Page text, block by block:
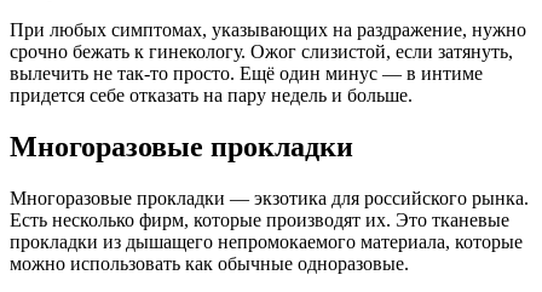
При любых симптомах, указывающих на раздражение, нужно
срочно бежать к гинекологу. Ожог слизистой, если затянуть,
вылечить не так-то просто. Ещё один минус — в интиме
придется себе отказать на пару недель и больше.
Многоразовые прокладки
Многоразовые прокладки — экзотика для российского рынка.
Есть несколько фирм, которые производят их. Это тканевые
прокладки из дышащего непромокаемого материала, которые
можно использовать как обычные одноразовые.